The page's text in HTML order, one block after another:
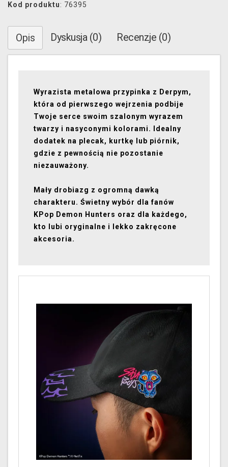
Kod produktu: 76395
Opis Dyskusja (0) Recenzje (0)
Wyrazista metalowa przypinka z Derpym,
która od pierwszego wejrzenia podbije
Twoje serce swoim szalonym wyrazem
twarzy i nasyconymi kolorami. Idealny
dodatek na plecak, kurtkę lub piórnik,
gdzie z pewnością nie pozostanie
niezauważony.
Mały drobiazg z ogromną dawką
charakteru. Świetny wybór dla fanów
KPop Demon Hunters oraz dla każdego,
kto lubi oryginalne i lekko zakręcone
akcesoria.